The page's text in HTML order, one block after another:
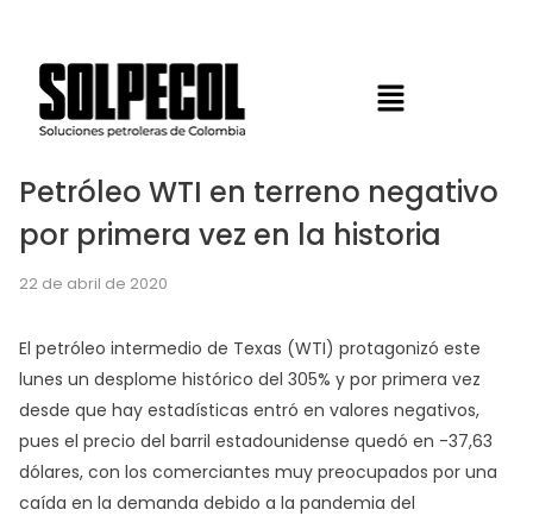
Petróleo WTI en terreno negativo
por primera vez en la historia
22 de abril de 2020
El petróleo intermedio de Texas (WTI) protagonizó este
lunes un desplome histórico del 305% y por primera vez
desde que hay estadísticas entró en valores negativos,
pues el precio del barril estadounidense quedó en -37,63
dólares, con los comerciantes muy preocupados por una
caída en la demanda debido a la pandemia del